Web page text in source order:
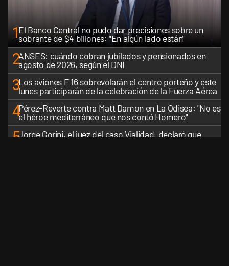
1El Banco Central no pudo dar precisiones sobre un
sobrante de $4 billones: "En algún lado están"
2ANSES: cuándo cobran jubilados y pensionados en
agosto de 2026, según el DNI
3Los aviones F 16 sobrevolarán el centro porteño y este
lunes participarán de la celebración de la Fuerza Aérea
4Pérez-Reverte contra Matt Damon en La Odisea: "No es
el héroe mediterráneo que nos contó Homero"
5Jorge Gorini, el juez del caso Vialidad, declaró que